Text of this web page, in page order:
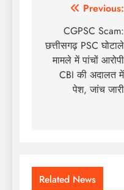
Post
navigation
Previous:
CGPSC Scam:
छत्तीसगढ़ PSC घोटाले
मामले में पांचों आरोपी
CBI की अदालत में
पेश, जांच जारी
Related News